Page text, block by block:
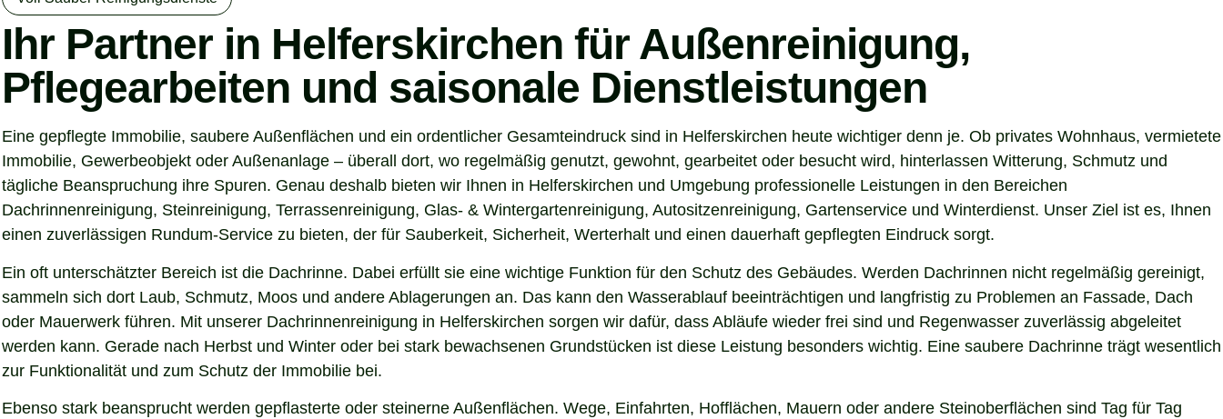
Ihr Partner in Helferskirchen für Außenreinigung,
Pflegearbeiten und saisonale Dienstleistungen
Eine gepflegte Immobilie, saubere Außenflächen und ein ordentlicher Gesamteindruck sind in Helferskirchen heute wichtiger denn je. Ob privates Wohnhaus, vermietete
Immobilie, Gewerbeobjekt oder Außenanlage – überall dort, wo regelmäßig genutzt, gewohnt, gearbeitet oder besucht wird, hinterlassen Witterung, Schmutz und
tägliche Beanspruchung ihre Spuren. Genau deshalb bieten wir Ihnen in Helferskirchen und Umgebung professionelle Leistungen in den Bereichen
Dachrinnenreinigung, Steinreinigung, Terrassenreinigung, Glas- & Wintergartenreinigung, Autositzenreinigung, Gartenservice und Winterdienst. Unser Ziel ist es, Ihnen
einen zuverlässigen Rundum-Service zu bieten, der für Sauberkeit, Sicherheit, Werterhalt und einen dauerhaft gepflegten Eindruck sorgt.
Ein oft unterschätzter Bereich ist die Dachrinne. Dabei erfüllt sie eine wichtige Funktion für den Schutz des Gebäudes. Werden Dachrinnen nicht regelmäßig gereinigt,
sammeln sich dort Laub, Schmutz, Moos und andere Ablagerungen an. Das kann den Wasserablauf beeinträchtigen und langfristig zu Problemen an Fassade, Dach
oder Mauerwerk führen. Mit unserer Dachrinnenreinigung in Helferskirchen sorgen wir dafür, dass Abläufe wieder frei sind und Regenwasser zuverlässig abgeleitet
werden kann. Gerade nach Herbst und Winter oder bei stark bewachsenen Grundstücken ist diese Leistung besonders wichtig. Eine saubere Dachrinne trägt wesentlich
zur Funktionalität und zum Schutz der Immobilie bei.
Ebenso stark beansprucht werden gepflasterte oder steinerne Außenflächen. Wege, Einfahrten, Hofflächen, Mauern oder andere Steinoberflächen sind Tag für Tag